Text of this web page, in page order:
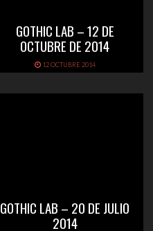
GOTHIC LAB – 12 DE
OCTUBRE DE 2014
12 OCTUBRE 2014
GOTHIC LAB – 20 DE JULIO
2014